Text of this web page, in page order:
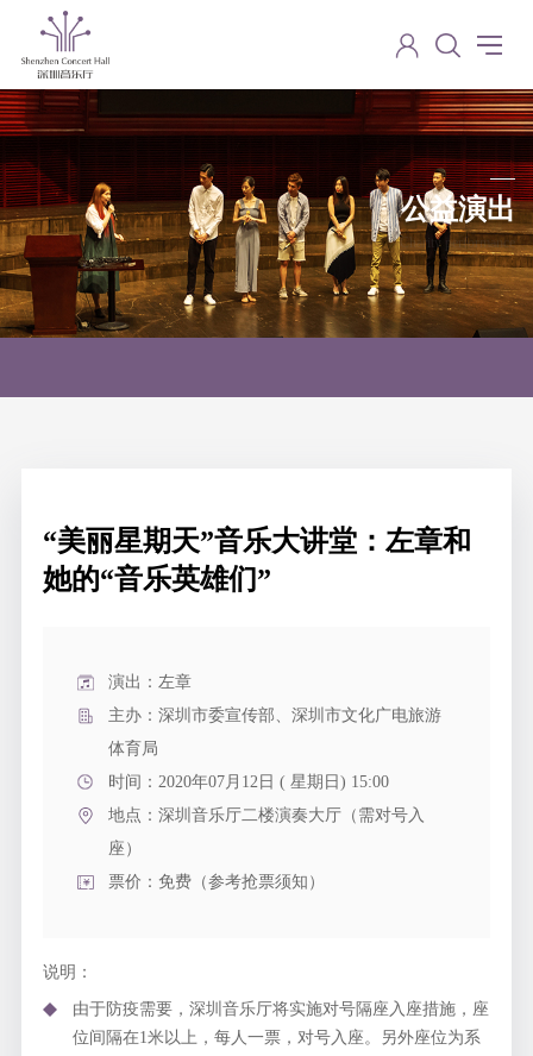
公益演出
Charity performance
“美丽星期天”音乐大讲堂：左章和
她的“音乐英雄们”
演出：左章
主办：深圳市委宣传部、深圳市文化广电旅游
体育局
时间：2020年07月12日 ( 星期日) 15:00
地点： 深圳音乐厅二楼演奏大厅（需对号入
座）
票价：免费（参考抢票须知）
说明：
由于防疫需要，深圳音乐厅将实施对号隔座入座措施，座
位间隔在1米以上，每人一票，对号入座。另外座位为系